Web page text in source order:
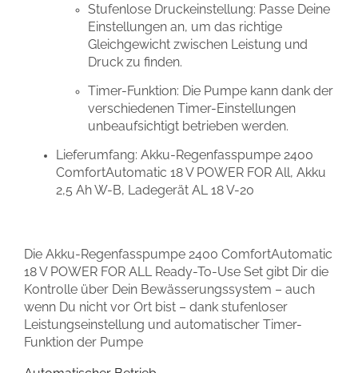
Stufenlose Druckeinstellung: Passe Deine
Einstellungen an, um das richtige
Gleichgewicht zwischen Leistung und
Druck zu finden.
Timer-Funktion: Die Pumpe kann dank der
verschiedenen Timer-Einstellungen
unbeaufsichtigt betrieben werden.
Lieferumfang: Akku-Regenfasspumpe 2400
ComfortAutomatic 18 V POWER FOR All, Akku
2,5 Ah W-B, Ladegerät AL 18 V-20
Die Akku-Regenfasspumpe 2400 ComfortAutomatic
18 V POWER FOR ALL Ready-To-Use Set gibt Dir die
Kontrolle über Dein Bewässerungssystem – auch
wenn Du nicht vor Ort bist – dank stufenloser
Leistungseinstellung und automatischer Timer-
Funktion der Pumpe